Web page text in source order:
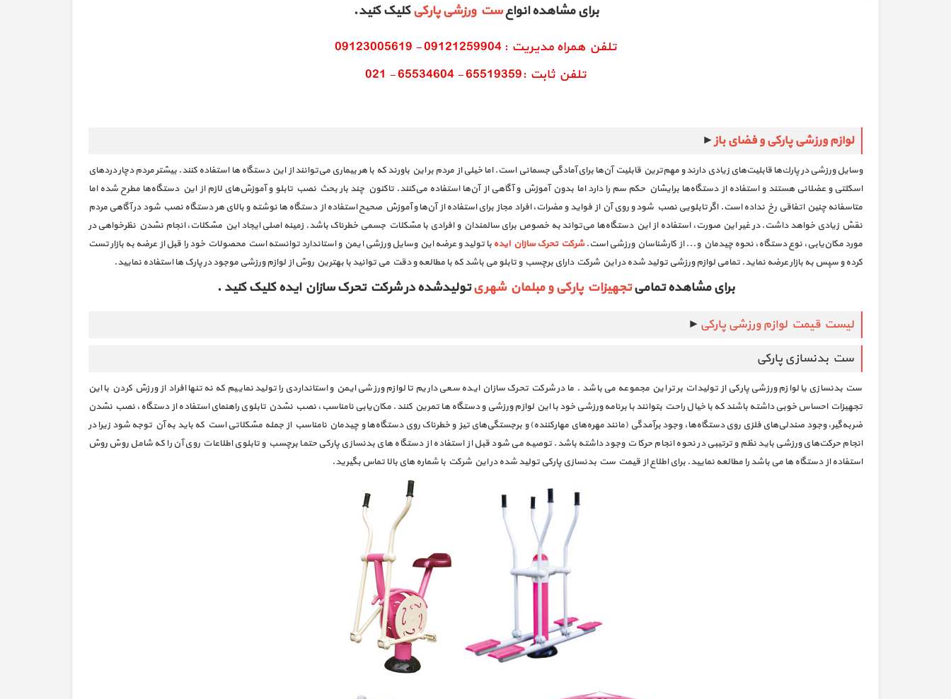
برای مشاهده انواعست ورزشی پارکیکلیک کنید.
لوازم ورزشی پارکی و فضای باز►
وسایل ورزشی در پارك‌ها قابلیت‌های زیادی دارند و مهم‌ترین قابلیت آن‌ها برای آمادگی جسمانی است. اما خیلی از مردم بر این باورند كه با هر بیماری می‌توانند از این دستگاه‌ ها استفاده كنند. بیشتر مردم دچار دردهای
اسكلتی و عضلانی هستند و استفاده از دستگاه‌ها برایشان حكم سم را دارد اما بدون آموزش و آگاهی از آن‌ها استفاده می‌كنند. تاكنون چند بار بحث نصب تابلو و آموزش‌های لازم از این دستگاه‌ها مطرح شده اما
متاسفانه چنین اتفاقی رخ نداده است. اگر تابلویی نصب شود و روی آن از فواید و مضرات، افراد مجاز برای استفاده از آن‌ها و آموزش صحیح استفاده از دستگاه‌ ها نوشته و بالای هر دستگاه نصب شود در آگاهی مردم
نقش زیادی خواهد داشت. در غیر این صورت، استفاده از این دستگاه‌ها می‌تواند به خصوص برای سالمندان و افرادی با مشکلات جسمی خطرناک باشد. زمینه اصلی ایجاد این مشکلات، انجام نشدن نظرخواهی در
مورد مکان‌یابی، نوع دستگاه، نحوه چیدمان و‌... از کارشناسان ورزشی است.شرکت تحرک سازان ایده با تولید و عرضه این وسایل ورزشی ایمن و استاندارد توانسته است محصولات خود را قبل از عرضه به بازار تست
کرده و سپس به بازار عرضه نماید. تمامی لوازم ورزشی تولید شده در این شرکت دارای برچسب و تابلو می باشد که با مطالعه و دقت می توانید با بهترین روش از لوازم ورزشی موجود در پارک ها استفاده نمایید.
برای مشاهده تمامیتجهیزات پارکی و مبلمان شهریتولیدشده در شرکت تحرک سازان ایده کلیک کنید .
لیست قیمت لوازم ورزشی پارکی ►
ست بدنسازی پارکی
ست بدنسازی یا لوازم ورزشی پارکی از تولیدات برتر این مجموعه می باشد . ما در شرکت تحرک سازان ایده سعی داریم تا لوازم ورزشی ایمن و استانداردی را تولید نماییم که نه تنها افراد از ورزش کردن با این
تجهیزات احساس خوبی داشته باشند که با خیال راحت بتوانند با برنامه ورزشی خود با این لوازم ورزشی و دستگاه ها تمرین کنند. مکان‌یابی نامناسب، نصب نشدن تابلوی راهنمای استفاده از دستگاه، نصب نشدن
ضربه‌گیر، وجود صندلی‌های فلزی روی دستگاه‌ها، وجود برآمدگی (مانند مهره‌های مهارکننده) و برجستگی‌های تیز و خطرناک روی دستگاه‌ها و چیدمان نامناسب از جمله مشكلاتی است كه باید به آن توجه شود زیرا در
انجام حرکت‌های ورزشی باید نظم و ترتیبی در نحوه انجام حرکات وجود داشته باشد. توصیه می شود قبل از استفاده از دستگاه های بدنسازی پارکی حتما برچسب و تابلوی اطلاعات روی آن را که شامل روش روش
استفاده از دستگاه ها می باشد را مطالعه نمایید. برای اطلاع از قیمت ست بدنسازی پارکی تولید شده در این شرکت با شماره های بالا تماس بگیرید.